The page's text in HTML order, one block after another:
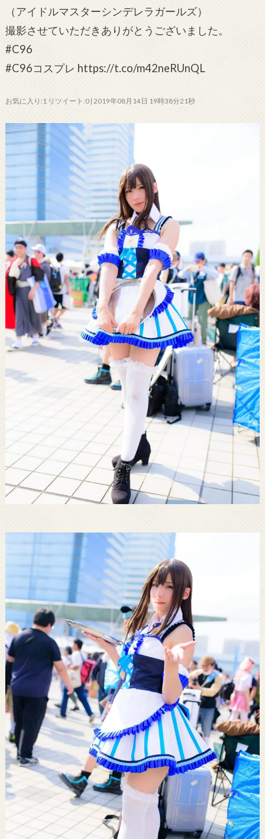
（アイドルマスターシンデレラガールズ）
撮影させていただきありがとうございました。
#C96
#C96コスプレ https://t.co/m42neRUnQL
お気に入り:1 リツイート:0 | 2019年08月14日 19時38分21秒